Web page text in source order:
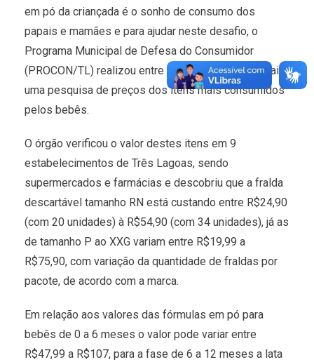
em pó da criançada é o sonho de consumo dos
papais e mamães e para ajudar neste desafio, o
Programa Municipal de Defesa do Consumidor
(PROCON/TL) realizou entre os dias 13 e 14 de maio,
uma pesquisa de preços dos itens mais consumidos
pelos bebês.
O órgão verificou o valor destes itens em 9
estabelecimentos de Três Lagoas, sendo
supermercados e farmácias e descobriu que a fralda
descartável tamanho RN está custando entre R$24,90
(com 20 unidades) à R$54,90 (com 34 unidades), já as
de tamanho P ao XXG variam entre R$19,99 a
R$75,90, com variação da quantidade de fraldas por
pacote, de acordo com a marca.
Em relação aos valores das fórmulas em pó para
bebês de 0 a 6 meses o valor pode variar entre
R$47,99 a R$107, para a fase de 6 a 12 meses a lata